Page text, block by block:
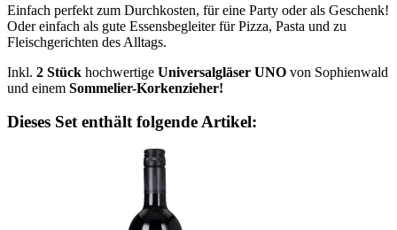
Einfach perfekt zum Durchkosten, für eine Party oder als Geschenk!
Oder einfach als gute Essensbegleiter für Pizza, Pasta und zu
Fleischgerichten des Alltags.
Inkl. 2 Stück hochwertige Universalgläser UNO von Sophienwald
und einem Sommelier-Korkenzieher!
Dieses Set enthält folgende Artikel: